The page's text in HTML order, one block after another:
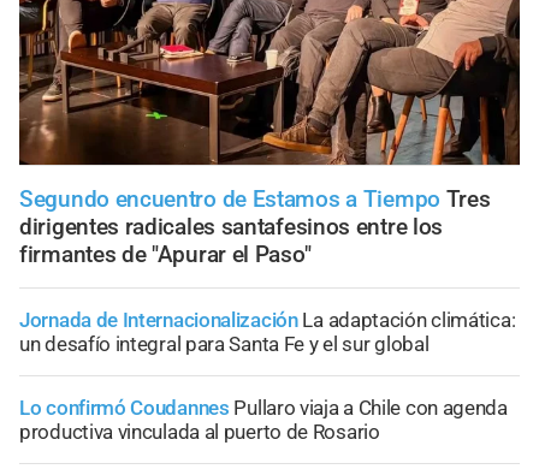
Segundo encuentro de Estamos a Tiempo Tres
dirigentes radicales santafesinos entre los
firmantes de "Apurar el Paso"
Jornada de Internacionalización La adaptación climática:
un desafío integral para Santa Fe y el sur global
Lo confirmó Coudannes Pullaro viaja a Chile con agenda
productiva vinculada al puerto de Rosario